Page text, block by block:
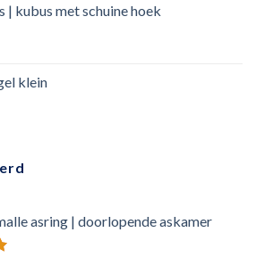
| kubus met schuine hoek
klein
asring | doorlopende askamer